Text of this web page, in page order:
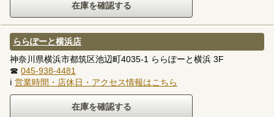
ららぽーと横浜店
神奈川県横浜市都筑区池辺町4035-1 ららぽーと横浜 3F
☎ 045-938-4481
ℹ 営業時間・店休日・アクセス情報はこちら